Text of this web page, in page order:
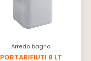
Arredo bagno
PORTARIFIUTI 8 LT